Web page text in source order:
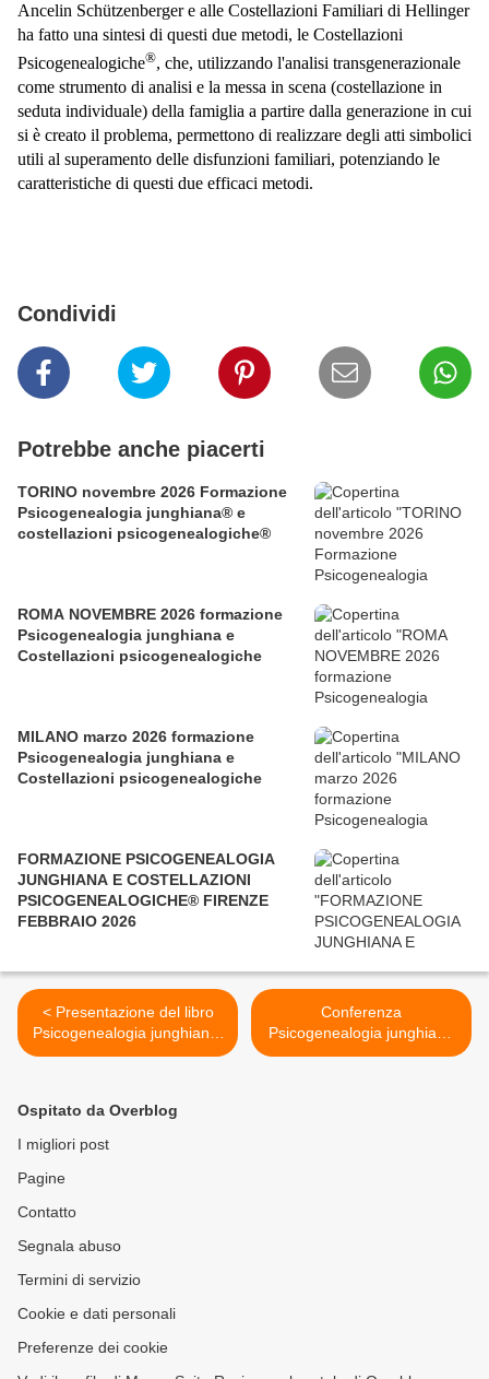
Ancelin Schützenberger e alle Costellazioni Familiari di Hellinger
ha fatto una sintesi di questi due metodi, le Costellazioni
Psicogenealogiche®, che, utilizzando l'analisi transgenerazionale
come strumento di analisi e la messa in scena (costellazione in
seduta individuale) della famiglia a partire dalla generazione in cui
si è creato il problema, permettono di realizzare degli atti simbolici
utili al superamento delle disfunzioni familiari, potenziando le
caratteristiche di questi due efficaci metodi.
Condividi
Potrebbe anche piacerti
TORINO novembre 2026 Formazione
Psicogenealogia junghiana® e
costellazioni psicogenealogiche®
ROMA NOVEMBRE 2026 formazione
Psicogenealogia junghiana e
Costellazioni psicogenealogiche
MILANO marzo 2026 formazione
Psicogenealogia junghiana e
Costellazioni psicogenealogiche
FORMAZIONE PSICOGENEALOGIA
JUNGHIANA E COSTELLAZIONI
PSICOGENEALOGICHE® FIRENZE
FEBBRAIO 2026
< Presentazione del libro
Psicogenealogia junghiana.
Storie di famiglia alla libreria
Conferenza
Psicogenealogia junghiana
e costellazioni individuali >
Ospitato da Overblog
I migliori post
Pagine
Contatto
Segnala abuso
Termini di servizio
Cookie e dati personali
Preferenze dei cookie